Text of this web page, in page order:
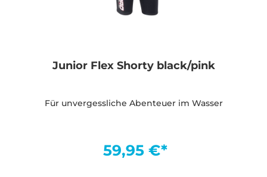
Junior Flex Shorty black/pink
Für unvergessliche Abenteuer im Wasser
59,95 €*